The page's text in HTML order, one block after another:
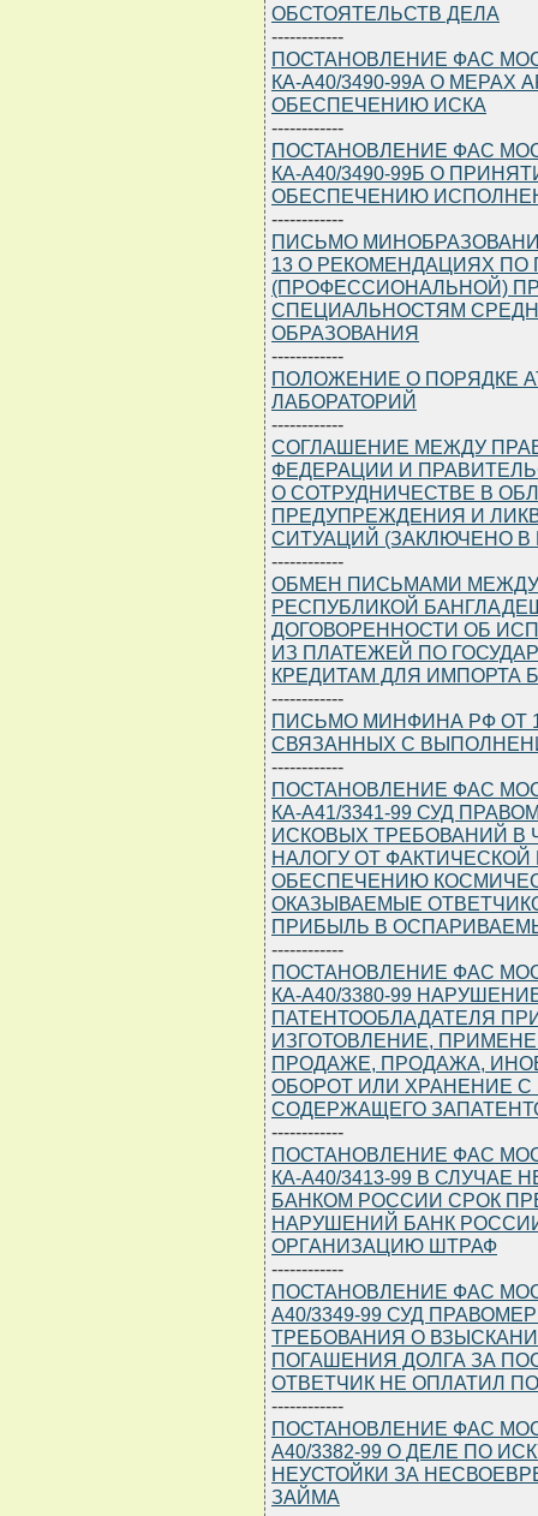
ОБСТОЯТЕЛЬСТВ ДЕЛА
------------
ПОСТАНОВЛЕНИЕ ФАС
КА-А40/3490-99А О
ОБЕСПЕЧЕНИЮ ИСКА
------------
ПОСТАНОВЛЕНИЕ ФАС
КА-А40/3490-99Б О
ОБЕСПЕЧЕНИЮ
------------
ПИСЬМО МИНОБРАЗОВАНИЯ
13 О РЕКОМЕНДАЦИЯХ
(ПРОФЕССИОНАЛЬНОЙ)
СПЕЦИАЛЬНОСТЯМ
ОБРАЗОВАНИЯ
------------
ПОЛОЖЕНИЕ О ПОРЯДКЕ
ЛАБОРАТОРИЙ
------------
СОГЛАШЕНИЕ МЕЖДУ
ФЕДЕРАЦИИ И
О СОТРУДНИЧЕСТВЕ В
ПРЕДУПРЕЖДЕНИЯ И
СИТУАЦИЙ (ЗАКЛЮЧЕНО В
------------
ОБМЕН ПИСЬМАМИ
РЕСПУБЛИКОЙ
ДОГОВОРЕННОСТИ ОБ
ИЗ ПЛАТЕЖЕЙ ПО
КРЕДИТАМ ДЛЯ ИМПОРТА
------------
ПИСЬМО МИНФИНА РФ ОТ
СВЯЗАННЫХ С
------------
ПОСТАНОВЛЕНИЕ ФАС
КА-А41/3341-99 СУД
ИСКОВЫХ ТРЕБОВАНИЙ В
НАЛОГУ ОТ ФАКТИЧЕСКОЙ
ОБЕСПЕЧЕНИЮ
ОКАЗЫВАЕМЫЕ
ПРИБЫЛЬ В
------------
ПОСТАНОВЛЕНИЕ ФАС
КА-А40/3380-99
ПАТЕНТООБЛАДАТЕЛЯ
ИЗГОТОВЛЕНИЕ,
ПРОДАЖЕ, ПРОДАЖА,
ОБОРОТ ИЛИ ХРАНЕНИЕ
СОДЕРЖАЩЕГО
------------
ПОСТАНОВЛЕНИЕ ФАС
КА-А40/3413-99 В
БАНКОМ РОССИИ СРОК
НАРУШЕНИЙ БАНК
ОРГАНИЗАЦИЮ ШТРАФ
------------
ПОСТАНОВЛЕНИЕ ФАС
А40/3349-99 СУД
ТРЕБОВАНИЯ О
ПОГАШЕНИЯ ДОЛГА ЗА
ОТВЕТЧИК НЕ ОПЛАТИЛ
------------
ПОСТАНОВЛЕНИЕ ФАС
А40/3382-99 О ДЕЛЕ ПО
НЕУСТОЙКИ ЗА
ЗАЙМА